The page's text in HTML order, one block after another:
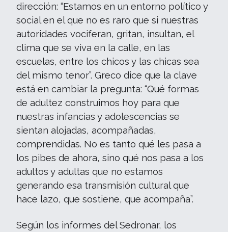
dirección: “Estamos en un entorno político y
social en el que no es raro que si nuestras
autoridades vociferan, gritan, insultan, el
clima que se viva en la calle, en las
escuelas, entre los chicos y las chicas sea
del mismo tenor”. Greco dice que la clave
está en cambiar la pregunta: “Qué formas
de adultez construimos hoy para que
nuestras infancias y adolescencias se
sientan alojadas, acompañadas,
comprendidas. No es tanto qué les pasa a
los pibes de ahora, sino qué nos pasa a los
adultos y adultas que no estamos
generando esa transmisión cultural que
hace lazo, que sostiene, que acompaña”.
Según los informes del Sedronar, los